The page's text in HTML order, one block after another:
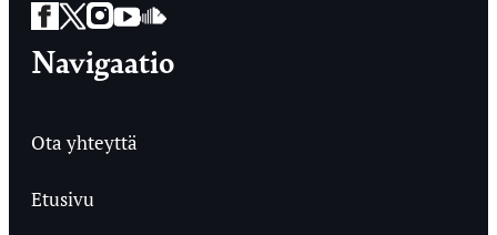
Facebook
Twitter
Instagram
YouTube
SoundCloud
Navigaatio
Ota yhteyttä
Etusivu